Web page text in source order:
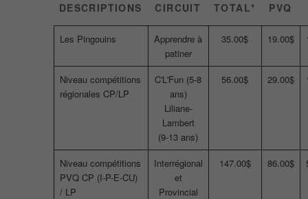
DESCRIPTIONS CIRCUIT TOTAL* PVQ
Les Pingouins
Apprendre à
patiner
35.00$ 19.00$
Niveau compétitions
régionales CP/LP
C'L'Fun (5-8
ans)
Liliane-
Lambert
(9-13 ans)
56.00$ 29.00$
Niveau compétitions
PVQ CP (I-P-E-CU)
/ LP
Interrégional
et
Provincial
147.00$ 86.00$